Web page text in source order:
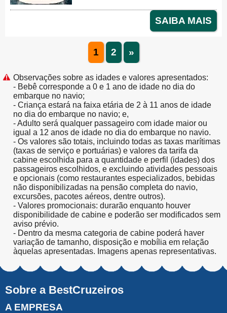
SAIBA MAIS
1 2 »
Observações sobre as idades e valores apresentados:
- Bebê corresponde a 0 e 1 ano de idade no dia do
embarque no navio;
- Criança estará na faixa etária de 2 à 11 anos de idade
no dia do embarque no navio; e,
- Adulto será qualquer passageiro com idade maior ou
igual a 12 anos de idade no dia do embarque no navio.
- Os valores são totais, incluindo todas as taxas marítimas
(taxas de serviço e portuárias) e valores da tarifa da
cabine escolhida para a quantidade e perfil (idades) dos
passageiros escolhidos, e excluindo atividades pessoais
e opcionais (como restaurantes especializados, bebidas
não disponibilizadas na pensão completa do navio,
excursões, pacotes aéreos, dentre outros).
- Valores promocionais: durarão enquanto houver
disponibilidade de cabine e poderão ser modificados sem
aviso prévio.
- Dentro da mesma categoria de cabine poderá haver
variação de tamanho, disposição e mobília em relação
àquelas apresentadas. Imagens apenas representativas.
Sobre a BestCruzeiros
A EMPRESA